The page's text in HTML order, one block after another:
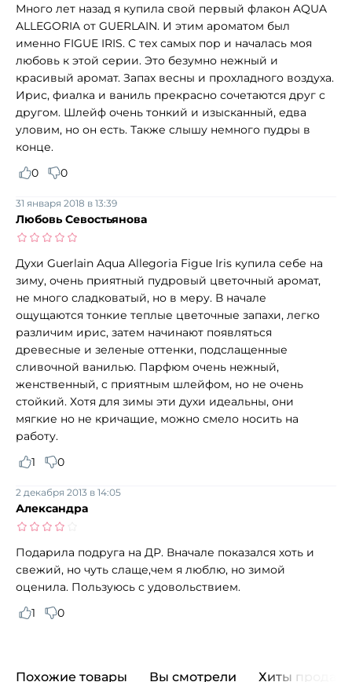
Много лет назад я купила свой первый флакон AQUA
ALLEGORIA от GUERLAIN. И этим ароматом был
именно FIGUE IRIS. С тех самых пор и началась моя
любовь к этой серии. Это безумно нежный и
красивый аромат. Запах весны и прохладного воздуха.
Ирис, фиалка и ваниль прекрасно сочетаются друг с
другом. Шлейф очень тонкий и изысканный, едва
уловим, но он есть. Также слышу немного пудры в
конце.
0
0
Любовь Севостьянова
31 января 2018 в 13:39
Духи Guerlain Aqua Allegoria Figue Iris купила себе на
зиму, очень приятный пудровый цветочный аромат,
не много сладковатый, но в меру. В начале
ощущаются тонкие теплые цветочные запахи, легко
различим ирис, затем начинают появляться
древесные и зеленые оттенки, подслащенные
сливочной ванилью. Парфюм очень нежный,
женственный, с приятным шлейфом, но не очень
стойкий. Хотя для зимы эти духи идеальны, они
мягкие но не кричащие, можно смело носить на
работу.
1
0
Александра
2 декабря 2013 в 14:05
Подарила подруга на ДР. Вначале показался хоть и
свежий, но чуть слаще,чем я люблю, но зимой
оценила. Пользуюсь с удовольствием.
1
0
Похожие товары Вы смотрели Хиты продаж